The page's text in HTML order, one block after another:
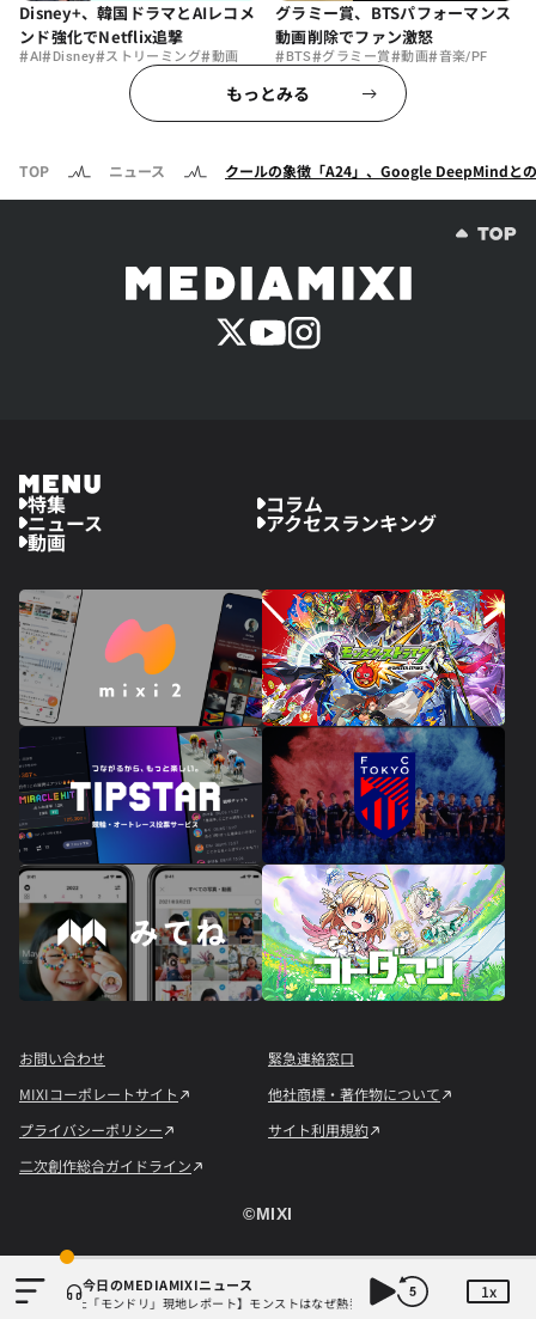
今日のMEDIAMIXIニュース
で沸いた「モンドリ」現地レポート】モンストはなぜ熱狂を作り続けられるのか？コラボ
1x
Disney+、韓国ドラマとAIレコメ
ンド強化でNetflix追撃
#AI# Disney#ストリーミング#動画
グラミー賞、BTSパフォーマンス
動画削除でファン激怒
# BTS#グラミー賞#動画#音楽/PF
もっとみる
TOP ニュース クールの象徴「A24」、Google DeepMindと
特集 コラム
ニュース アクセスランキング
動画
お問い合わせ
緊急連絡窓口
MIXIコーポレートサイト
他社商標・著作物について
プライバシーポリシー
サイト利用規約
二次創作総合ガイドライン
©︎MIXI